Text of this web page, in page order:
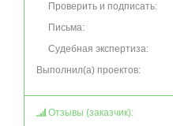
Проверить и подписать:
Письма:
Судебная экспертиза:
Выполнил(а) проектов:
Отзывы (заказчик):